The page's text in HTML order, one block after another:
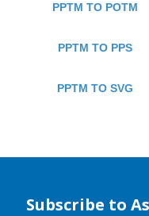
PPTM TO POTM
PPTM TO PPS
PPTM TO SVG
Subscribe to